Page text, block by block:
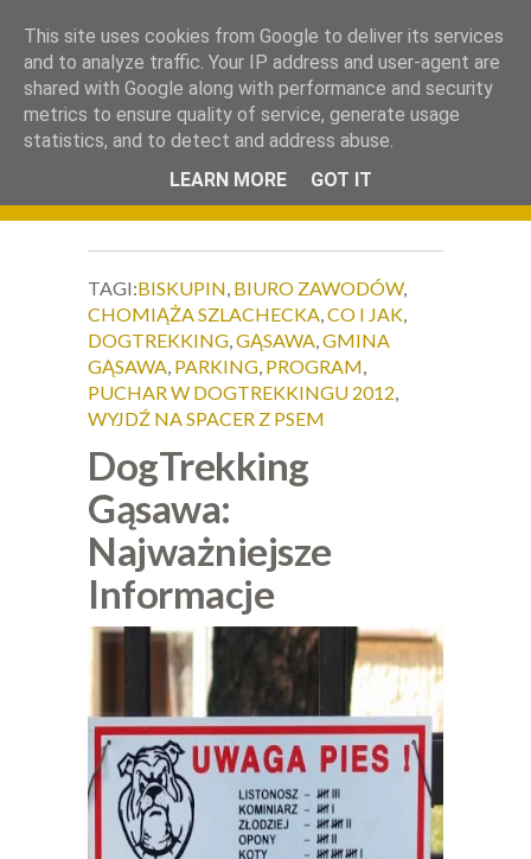
Okiem Obiektywu.
TAGI:BISKUPIN, BIURO ZAWODÓW,
CHOMIĄŻA SZLACHECKA,CO I JAK,
DOGTREKKING,GĄSAWA,GMINA
GĄSAWA, PARKING, PROGRAM,
PUCHAR W DOGTREKKINGU 2012,
WYJDŹ NA SPACER Z PSEM
DogTrekking
Gąsawa:
Najważniejsze
Informacje
This site uses cookies from Google to deliver its services
and to analyze traffic. Your IP address and user-agent are
shared with Google along with performance and security
metrics to ensure quality of service, generate usage
statistics, and to detect and address abuse.
LEARN MORE
GOT IT